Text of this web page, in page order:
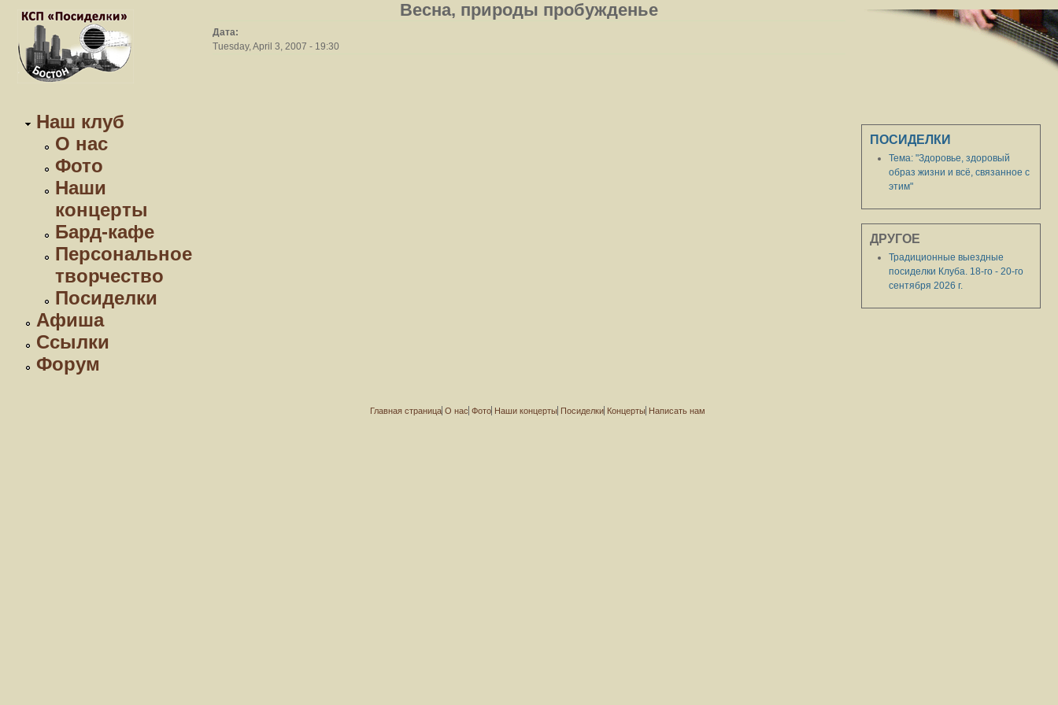
Наш клуб
О нас
Фото
Наши
концерты
Бард-кафе
Персональное
творчество
Посиделки
Афиша
Ссылки
Форум
Весна, природы пробужденье
Дата:
Tuesday, April 3, 2007 - 19:30
ПОСИДЕЛКИ
Тема: "Здоровье, здоровый
образ жизни и всё, связанное с
этим"
ДРУГОЕ
Традиционные выездные
посиделки Клуба. 18-го - 20-го
сентября 2026 г.
Главная страница О нас Фото Наши концерты Посиделки Концерты Написать нам